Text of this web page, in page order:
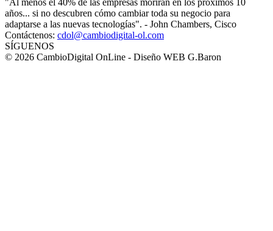
"Al menos el 40% de las empresas morirán en los próximos 10
años... si no descubren cómo cambiar toda su negocio para
adaptarse a las nuevas tecnologías". - John Chambers, Cisco
Contáctenos: cdol@cambiodigital-ol.com
SÍGUENOS
© 2026 CambioDigital OnLine - Diseño WEB G.Baron